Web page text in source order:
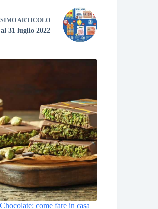
ARTICOLO
31 luglio 2022
come fare in casa